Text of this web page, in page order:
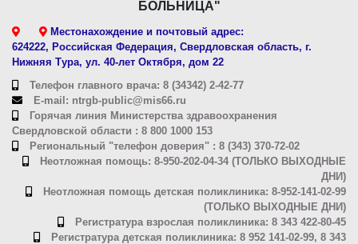
БОЛЬНИЦА"
Местонахождение и почтовый адрес:
624222, Российская Федерация, Свердловская область, г.
Нижняя Тура, ул. 40-лет Октября, дом 22
Телефон главного врача: 8 (34342) 2-42-77
E-mail: ntrgb-public@mis66.ru
Горячая линия Министерства здравоохранения
Свердловской области : 8 800 1000 153
Региональный "телефон доверия" : 8 (343) 370-72-02
Неотложная помощь: 8-950-202-04-34 (ТОЛЬКО ВЫХОДНЫЕ
ДНИ)
Неотложная помощь детская поликлиника: 8-952-141-02-99
(ТОЛЬКО ВЫХОДНЫЕ ДНИ)
Регистратура взрослая поликлиника: 8 343 422-80-45
Регистратура детская поликлиника: 8 952 141-02-99, 8 343